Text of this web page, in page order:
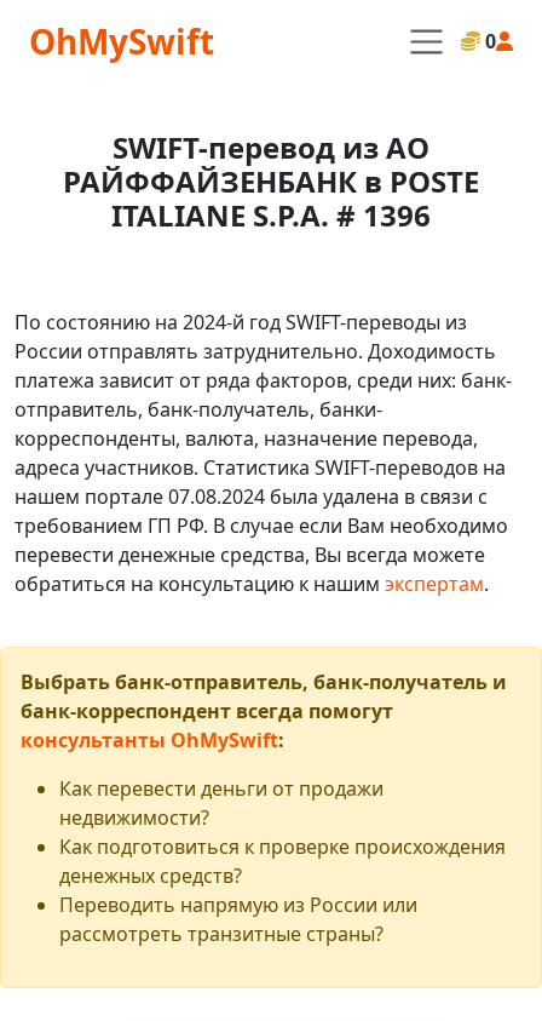
OhMySwift 0
SWIFT-перевод из АО
РАЙФФАЙЗЕНБАНК в POSTE
ITALIANE S.P.A. # 1396
По состоянию на 2024-й год SWIFT-переводы из
России отправлять затруднительно. Доходимость
платежа зависит от ряда факторов, среди них: банк-
отправитель, банк-получатель, банки-
корреспонденты, валюта, назначение перевода,
адреса участников. Статистика SWIFT-переводов на
нашем портале 07.08.2024 была удалена в связи с
требованием ГП РФ. В случае если Вам необходимо
перевести денежные средства, Вы всегда можете
обратиться на консультацию к нашим экспертам.
Выбрать банк-отправитель, банк-получатель и
банк-корреспондент всегда помогут
консультанты OhMySwift:
Как перевести деньги от продажи
недвижимости?
Как подготовиться к проверке происхождения
денежных средств?
Переводить напрямую из России или
рассмотреть транзитные страны?